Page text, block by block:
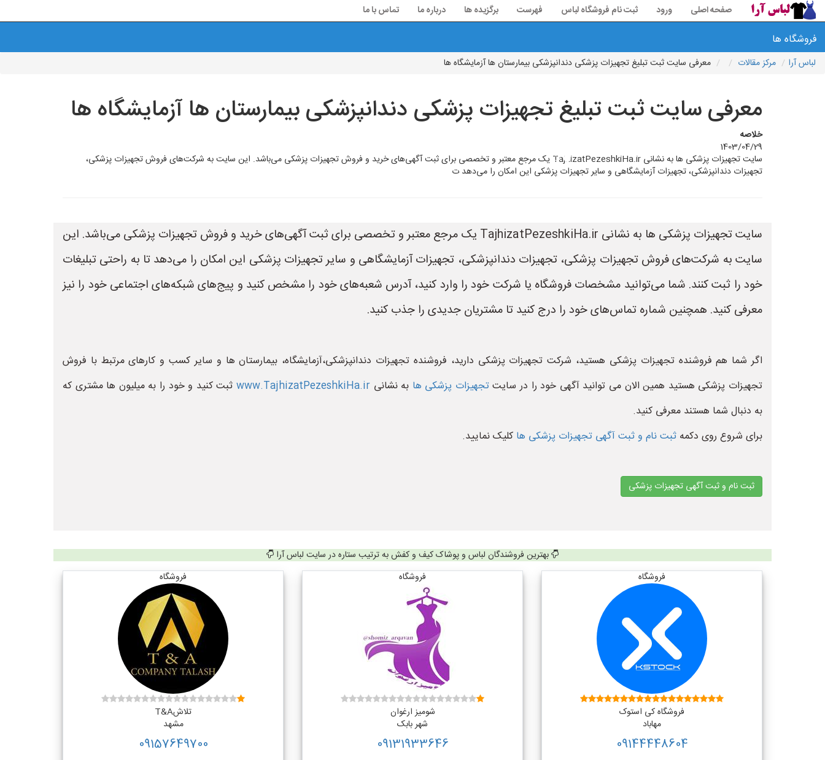
صفحه اصلی ورود ثبت نام فروشگاه لباس فهرست برگزیده ها درباره ما تماس با ما
فروشگاه ها
لباس آرا مرکز مقالات معرفی سایت ثبت تبلیغ تجهیزات پزشکی دندانپزشکی بیمارستان ها آزمایشگاه ها
معرفی سایت ثبت تبلیغ تجهیزات پزشکی دندانپزشکی بیمارستان ها آزمایشگاه ها
خلاصه
1403/04/29
سایت تجهیزات پزشکی ها به نشانی TajhizatPezeshkiHa.ir یک مرجع معتبر و تخصصی برای ثبت آگهی‌های خرید و فروش تجهیزات پزشکی می‌باشد. این سایت به شرکت‌های فروش تجهیزات پزشکی،
تجهیزات دندانپزشکی، تجهیزات آزمایشگاهی و سایر تجهیزات پزشکی این امکان را می‌دهد ت
سایت تجهیزات پزشکی ها به نشانی TajhizatPezeshkiHa.ir یک مرجع معتبر و تخصصی برای ثبت آگهی‌های خرید و فروش تجهیزات پزشکی می‌باشد. این
سایت به شرکت‌های فروش تجهیزات پزشکی، تجهیزات دندانپزشکی، تجهیزات آزمایشگاهی و سایر تجهیزات پزشکی این امکان را می‌دهد تا به راحتی تبلیغات
خود را ثبت کنند. شما می‌توانید مشخصات فروشگاه یا شرکت خود را وارد کنید، آدرس شعبه‌های خود را مشخص کنید و پیج‌های شبکه‌های اجتماعی خود را نیز
معرفی کنید. همچنین شماره تماس‌های خود را درج کنید تا مشتریان جدیدی را جذب کنید.
اگر شما هم فروشنده تجهیزات پزشکی هستید، شرکت تجهیزات پزشکی دارید، فروشنده تجهیزات دندانپزشکی،آزمایشگاه، بیمارستان ها و سایر کسب و کارهای مرتبط با فروش
تجهیزات پزشکی هستید همین الان می توانید آگهی خود را در سایتتجهیزات پزشکی ها به نشانیwww.TajhizatPezeshkiHa.ir ثبت کنید و خود را به میلیون ها مشتری که
به دنبال شما هستند معرفی کنید.
برای شروع روی دکمه ثبت نام و ثبت آگهی تجهیزات پزشکی ها کلیک نمایید.
ثبت نام و ثبت آگهی تجهیزات پزشکی
بهترین فروشندگان لباس و پوشاک کیف و کفش به ترتیب ستاره در سایت لباس آرا
فروشگاه
فروشگاه کی استوک
مهاباد
09144448604
فروشگاه
شومیز ارغوان
شهر بابک
09131933646
فروشگاه
تلاشT&A
مشهد
09157649700